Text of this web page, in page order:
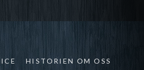
HISTORIEN OM OSS